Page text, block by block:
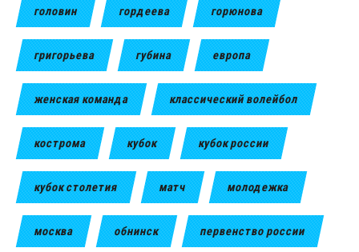
головин гордеева горюнова
григорьева губина европа
женская команда классический волейбол
кострома кубок кубок россии
кубок столетия матч молодежка
москва обнинск первенство россии